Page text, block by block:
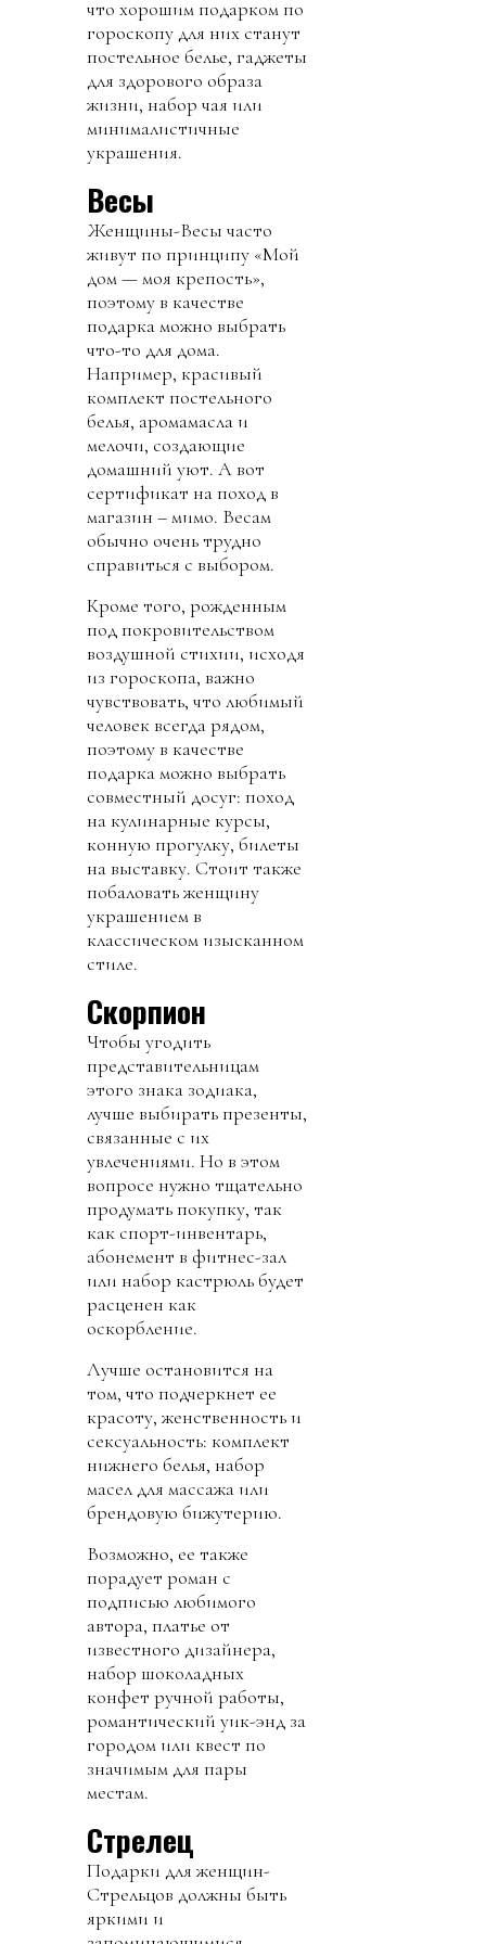
что хорошим подарком по
гороскопу для них станут
постельное белье, гаджеты
для здорового образа
жизни, набор чая или
минималистичные
украшения.
Весы
Женщины-Весы часто
живут по принципу «Мой
дом — моя крепость»,
поэтому в качестве
подарка можно выбрать
что-то для дома.
Например, красивый
комплект постельного
белья, аромамасла и
мелочи, создающие
домашний уют. А вот
сертификат на поход в
магазин – мимо. Весам
обычно очень трудно
справиться с выбором.
Кроме того, рожденным
под покровительством
воздушной стихии, исходя
из гороскопа, важно
чувствовать, что любимый
человек всегда рядом,
поэтому в качестве
подарка можно выбрать
совместный досуг: поход
на кулинарные курсы,
конную прогулку, билеты
на выставку. Стоит также
побаловать женщину
украшением в
классическом изысканном
стиле.
Скорпион
Чтобы угодить
представительницам
этого знака зодиака,
лучше выбирать презенты,
связанные с их
увлечениями. Но в этом
вопросе нужно тщательно
продумать покупку, так
как спорт-инвентарь,
абонемент в фитнес-зал
или набор кастрюль будет
расценен как
оскорбление.
Лучше остановится на
том, что подчеркнет ее
красоту, женственность и
сексуальность: комплект
нижнего белья, набор
масел для массажа или
брендовую бижутерию.
Возможно, ее также
порадует роман с
подписью любимого
автора, платье от
известного дизайнера,
набор шоколадных
конфет ручной работы,
романтический уик-энд за
городом или квест по
значимым для пары
местам.
Стрелец
Подарки для женщин-
Стрельцов должны быть
яркими и